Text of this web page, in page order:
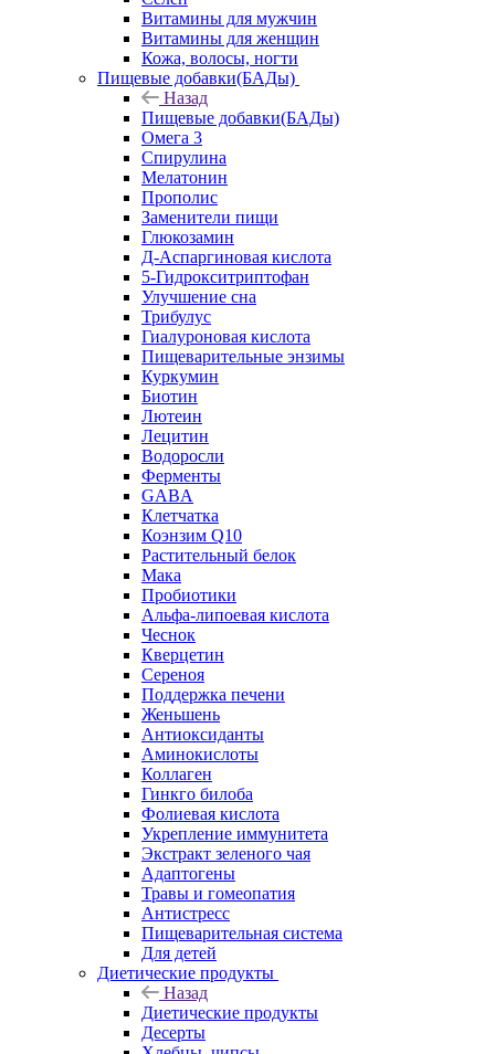
Витамины для мужчин
Витамины для женщин
Кожа, волосы, ногти
Пищевые добавки(БАДы)
Назад
Пищевые добавки(БАДы)
Омега 3
Спирулина
Мелатонин
Прополис
Заменители пищи
Глюкозамин
Д-Аспаргиновая кислота
5-Гидрокситриптофан
Улучшение сна
Трибулус
Гиалуроновая кислота
Пищеварительные энзимы
Куркумин
Биотин
Лютеин
Лецитин
Водоросли
Ферменты
GABA
Клетчатка
Коэнзим Q10
Растительный белок
Мака
Пробиотики
Альфа-липоевая кислота
Чеснок
Кверцетин
Сереноя
Поддержка печени
Женьшень
Антиоксиданты
Аминокислоты
Коллаген
Гинкго билоба
Фолиевая кислота
Укрепление иммунитета
Экстракт зеленого чая
Адаптогены
Травы и гомеопатия
Антистресс
Пищеварительная система
Для детей
Диетические продукты
Назад
Диетические продукты
Десерты